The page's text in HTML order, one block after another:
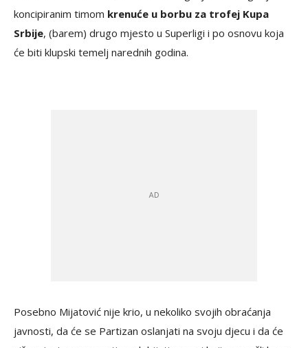
koncipiranim timom krenuće u borbu za trofej Kupa
Srbije, (barem) drugo mjesto u Superligi i po osnovu koja
će biti klupski temelj narednih godina.
Posebno Mijatović nije krio, u nekoliko svojih obraćanja
javnosti, da će se Partizan oslanjati na svoju djecu i da će